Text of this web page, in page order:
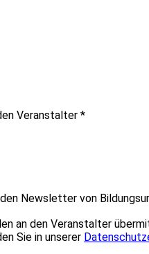
Veranstalter*
Newsletter von
an den Veranstalter
Sie in unserer